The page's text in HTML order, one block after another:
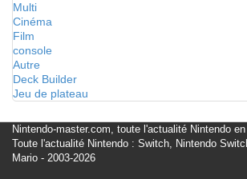
Multi
Cinéma
Film
console
Autre
Deck Builder
Jeu de plateau
Nintendo-master.com, toute l'actualité Nintendo
Toute l'actualité Nintendo : Switch, Nintendo
Mario - 2003-2026